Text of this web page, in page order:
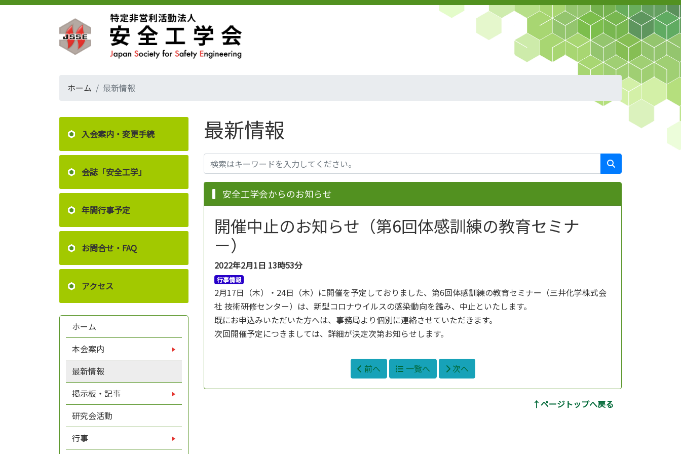
ホーム 最新情報
入会案内・変更手続
会誌「安全工学」
年間行事予定
お問合せ・FAQ
アクセス
ホーム
本会案内
最新情報
掲示板・記事
研究会活動
行事
最新情報
安全工学会からのお知らせ
開催中止のお知らせ（第6回体感訓練の教育セミナ
ー）
2022年2月1日 13時53分
行事情報
2月17日（木）・24日（木）に開催を予定しておりました、第6回体感訓練の教育セミナー（三井化学株式会
社 技術研修センター）は、新型コロナウイルスの感染動向を鑑み、中止といたします。
既にお申込みいただいた方へは、事務局より個別に連絡させていただきます。
次回開催予定につきましては、詳細が決定次第お知らせします。
前へ 一覧へ 次へ
↑ページトップへ戻る